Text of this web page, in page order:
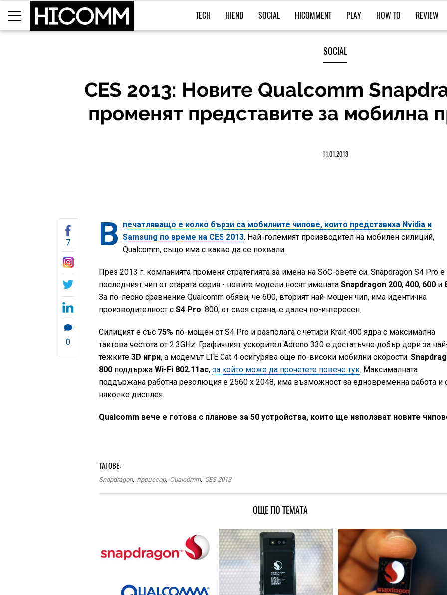
TECH HIEND SOCIAL HICOMMENT PLAY HOW TO REVIEW
SOCIAL
CES 2013: Новите Qualcomm
променят представите за мобилна
11.01.2013
7
0
В печатляващо е колко бързи са мобилните чипове, които представиха Nvidia и
Samsung по време на CES 2013. Най-големият производител на мобилен силиций,
Qualcomm, също има с какво да се похвали.
През 2013 г. компанията променя стратегията за имена на SoC-овете си. Snapdragon S4 Pro е
последният чип от старата серия - новите модели носят именатаSnapdragon 200,400, 600 и
За по-лесно сравнение Qualcomm обяви, че 600, вторият най-мощен чип, има идентична
производителност сS4 Pro. 800, от своя страна, е далеч по-интересен.
Силицият е със 75% по-мощен от S4 Pro и разполага с четири Krait 400 ядра с максимална
тактова честота от 2.3GHz. Графичният ускорител Adreno 330 е достатъчно добър дори за
тежките3D игри, а модемът LTE Cat 4 осигурява още по-високи мобилни скорости.
800 поддържаWi-Fi 802.11ac,за който може да прочетете повече тук. Максималната
поддържана работна резолюция е 2560 х 2048, има възможност за едновременна работа и
няколко дисплея.
Qualcomm вече е готова с планове за 50 устройства, които ще използват новите
ТАГОВЕ:
Snapdragon, процесор, Qualcomm, CES 2013
ОЩЕ ПО ТЕМАТА